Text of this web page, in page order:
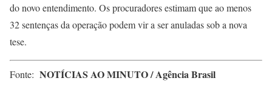
do novo entendimento. Os procuradores estimam que ao menos
32 sentenças da operação podem vir a ser anuladas sob a nova
tese.
Fonte: NOTÍCIAS AO MINUTO / Agência Brasil